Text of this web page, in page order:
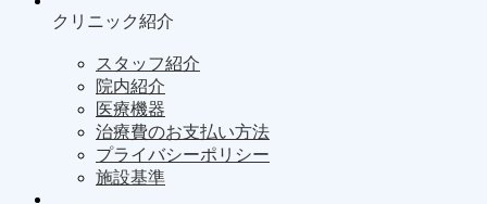
クリニック紹介
スタッフ紹介
院内紹介
医療機器
治療費のお支払い方法
プライバシーポリシー
施設基準